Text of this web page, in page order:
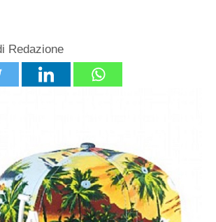
Redazione